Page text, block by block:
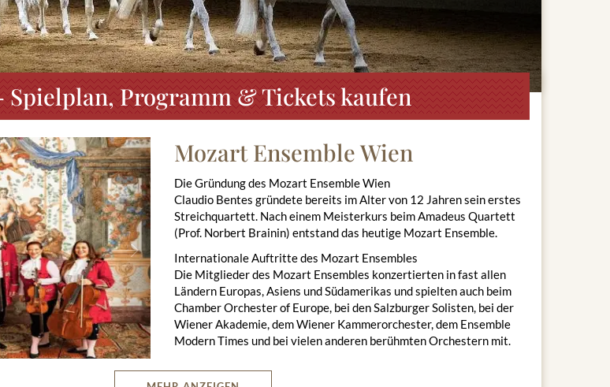
Spielplan, Programm & Tickets kaufen
Next
Mozart Ensemble Wien
Die Gründung des Mozart Ensemble Wien
Claudio Bentes gründete bereits im Alter von 12 Jahren sein erstes
Streichquartett. Nach einem Meisterkurs beim Amadeus Quartett
(Prof. Norbert Brainin) entstand das heutige Mozart Ensemble.
Internationale Auftritte des Mozart Ensembles
Die Mitglieder des Mozart Ensembles konzertierten in fast allen
Ländern Europas, Asiens und Südamerikas und spielten auch beim
Chamber Orchester of Europe, bei den Salzburger Solisten, bei der
Wiener Akademie, dem Wiener Kammerorchester, dem Ensemble
Modern Times und bei vielen anderen berühmten Orchestern mit.
Leben und Wirken von Mozart mitgespielt.